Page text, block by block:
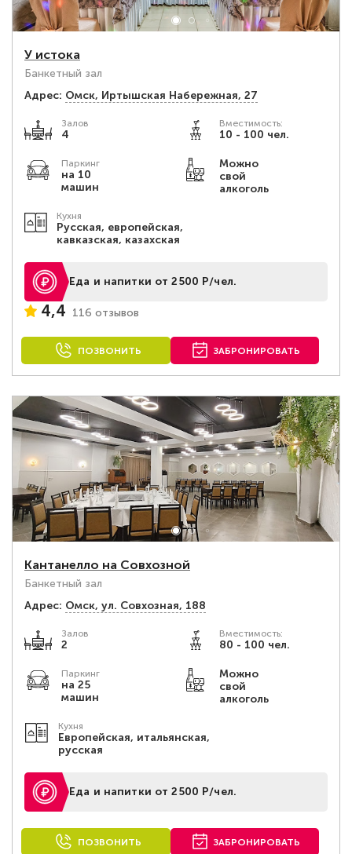
У истока
Банкетный зал
Адрес: Омск, Иртышская Набережная, 27
Залов
4
Вместимость:
10 - 100 чел.
Паркинг
на 10
машин
Можно
свой
алкоголь
Кухня
Русская, европейская,
кавказская, казахская
Еда и напитки от 2500 Р/чел.
4,4 116 отзывов
ПОЗВОНИТЬ ЗАБРОНИРОВАТЬ
Кантанелло на Совхозной
Банкетный зал
Адрес: Омск, ул. Совхозная, 188
Залов
2
Вместимость:
80 - 100 чел.
Паркинг
на 25
машин
Можно
свой
алкоголь
Кухня
Европейская, итальянская,
русская
Еда и напитки от 2500 Р/чел.
ПОЗВОНИТЬ ЗАБРОНИРОВАТЬ